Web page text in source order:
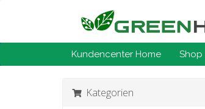
Kundencenter Home Shop
Kategorien